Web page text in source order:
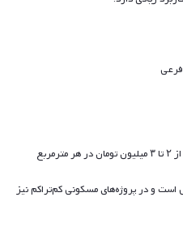
فرعی
و در پروژه‌های مسکونی کم‌تراکم نیز